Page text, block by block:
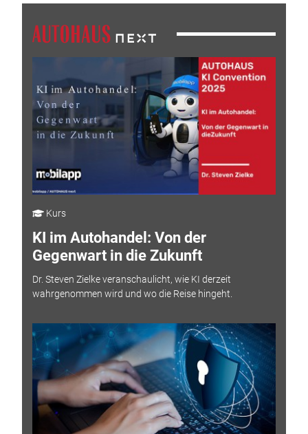
Kurs
KI im Autohandel: Von der
Gegenwart in die Zukunft
Dr. Steven Zielke veranschaulicht, wie KI derzeit
wahrgenommen wird und wo die Reise hingeht.